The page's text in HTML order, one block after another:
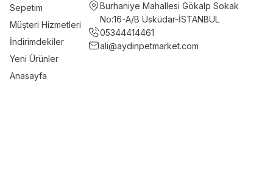
Sepetim
Müşteri Hizmetleri
İndirimdekiler
Yeni Ürünler
Anasayfa
Burhaniye Mahallesi Gökalp Sokak
No:16-A/B Üsküdar-İSTANBUL
05344414461
ali@aydinpetmarket.com